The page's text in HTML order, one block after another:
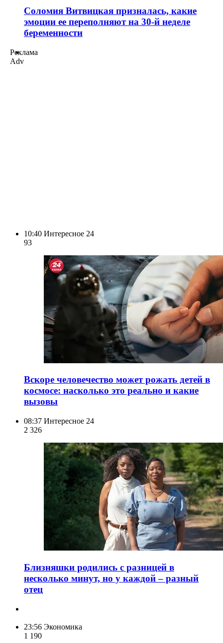
Соломия Витвицкая призналась, какие
эмоции ее переполняют на 30-й неделе
беременности
Реклама
Adv
10:40 Интересное 24
93
Вскоре человечество может рожать детей в
космосе: насколько это реально и какие
вызовы
08:37 Интересное 24
2 326
Близняшки родились с разницей в
несколько минут, но у каждой – разный
отец
23:56 Экономика
1 190